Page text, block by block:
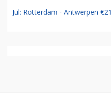
Jul: Rotterdam - Antwerpen €21